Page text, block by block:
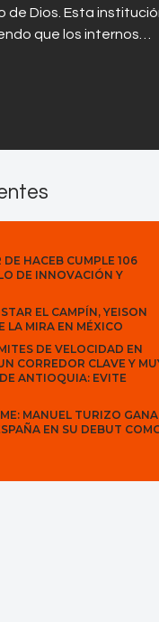
de Dios. Esta
que los internos…
DE HACEB CUMPLE 106
DE INNOVACIÓN Y
EL CAMPÍN, YEISON
LA MIRA EN MÉXICO
DE VELOCIDAD EN
CORREDOR CLAVE Y
ANTIOQUIA: EVITE
MANUEL TURIZO GANA
EN SU DEBUT